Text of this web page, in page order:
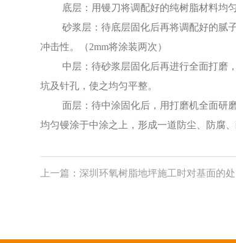
底层：用镘刀将调配好的纯树脂材料均匀
砂浆层：待底层固化后再将调配好的腻子
冲击性。（2mm将涂装两次）
中层：待砂浆层固化后再进行全面打磨，
坑及针孔，使之均匀平整。
面层：待中涂固化后，用打磨机全面研磨
均匀镘涂于中涂之上，形成一道防尘、防腐
上一篇：深圳环氧树脂地坪施工时对基面的处理方法